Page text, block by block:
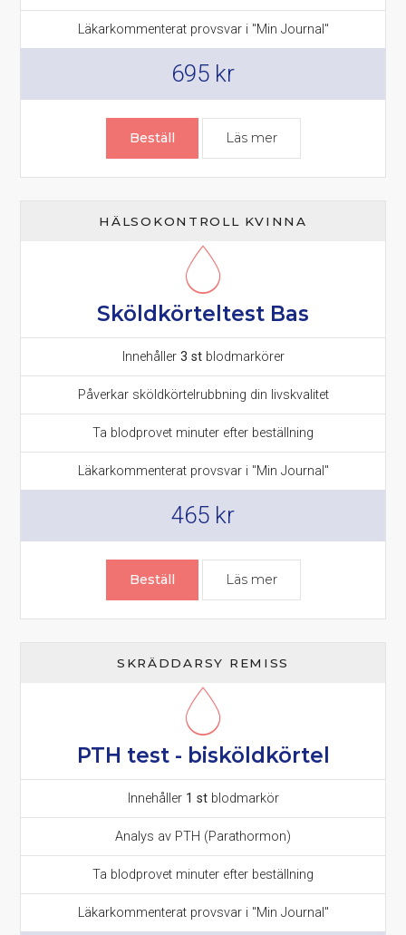
Läkarkommenterat provsvar i "Min Journal"
695 kr
Beställ Läs merom Sköldkörteltest
HÄLSOKONTROLL KVINNA
Sköldkörteltest Bas
Innehåller 3 st blodmarkörer
Påverkar sköldkörtelrubbning din livskvalitet
Ta blodprovet minuter efter beställning
Läkarkommenterat provsvar i "Min Journal"
465 kr
Beställ Läs merom Sköldkörteltest
SKRÄDDARSY REMISS
PTH test - bisköldkörtel
Innehåller1 stblodmarkör
Analys av PTH (Parathormon)
Ta blodprovet minuter efter beställning
Läkarkommenterat provsvar i "Min Journal"